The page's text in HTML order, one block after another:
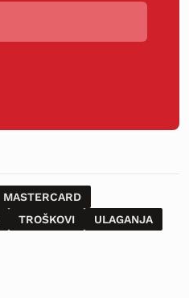
MASTERCARD
TROŠKOVI ULAGANJA